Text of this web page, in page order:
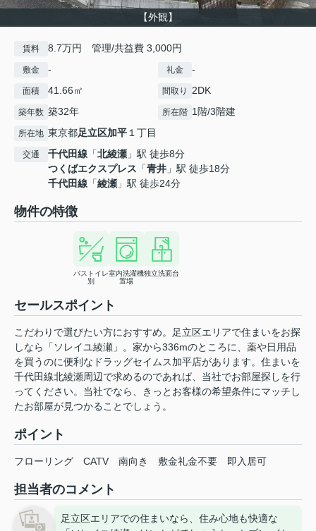
【外観】
賃料 8.7万円 管理/共益費 3,000円
敷金 - 礼金 -
面積 41.66㎡ 間取り 2DK
築年数 築32年 所在階 1階/3階建
所在地 東京都足立区加平１丁目
交通 千代田線 「北綾瀬 」駅 徒歩8分
つくばエクスプレス 「青井 」駅 徒歩18分
千代田線 「綾瀬 」駅 徒歩24分
物件の特徴
バストイレ
別
室内洗濯機
置場
独立洗面台
セールスポイント
こだわりで選びたい方におすすめ。足立区エリアで住まいをお探
しなら「ソレイユ綾瀬」。家から336mのところに、薬や日用品
を買うのに便利なドラッグセイムス加平店があります。住まいを
千代田線北綾瀬周辺で求めるのであれば、当社でお部屋探しを行
ってください。当社でなら、きっとお客様の希望条件にマッチし
たお部屋が見つかることでしょう。
ポイント
フローリング CATV 南向き 敷金礼金不要 即入居可
担当者のコメント
足立区エリアでの住まいなら、住み心地も快適な